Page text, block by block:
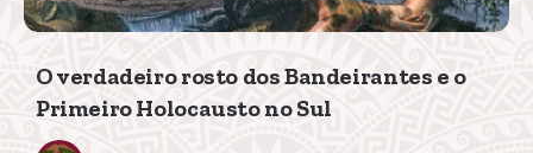
O verdadeiro rosto dos Bandeirantes e o
Primeiro Holocausto no Sul